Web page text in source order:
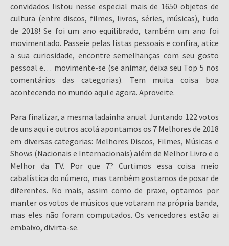
convidados listou nesse especial mais de 1650 objetos de
cultura (entre discos, filmes, livros, séries, músicas), tudo
de 2018! Se foi um ano equilibrado, também um ano foi
movimentado. Passeie pelas listas pessoais e confira, atice
a sua curiosidade, encontre semelhanças com seu gosto
pessoal e… movimente-se (se animar, deixa seu Top 5 nos
comentários das categorias). Tem muita coisa boa
acontecendo no mundo aqui e agora. Aproveite.
Para finalizar, a mesma ladainha anual. Juntando 122 votos
de uns aqui e outros acolá apontamos os 7 Melhores de 2018
em diversas categorias: Melhores Discos, Filmes, Músicas e
Shows (Nacionais e Internacionais) além de Melhor Livro e o
Melhor da TV. Por que 7? Curtimos essa coisa meio
cabalística do número, mas também gostamos de posar de
diferentes. No mais, assim como de praxe, optamos por
manter os votos de músicos que votaram na própria banda,
mas eles não foram computados. Os vencedores estão ai
embaixo, divirta-se.